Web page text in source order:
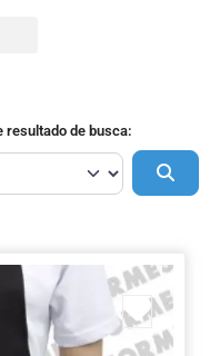
resultado de busca: